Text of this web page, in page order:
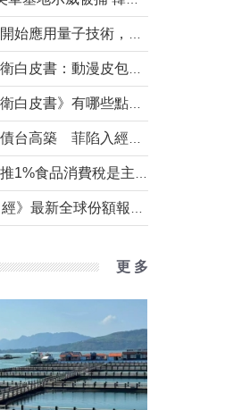
更 多